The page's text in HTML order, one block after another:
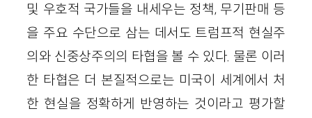
및 우호적 국가들을 내세우는 정책, 무기판매 등
을 주요 수단으로 삼는 데서도 트럼프적 현실주
의와 신중상주의의 타협을 볼 수 있다. 물론 이러
한 타협은 더 본질적으로는 미국이 세계에서 처
한 현실을 정확하게 반영하는 것이라고 평가할